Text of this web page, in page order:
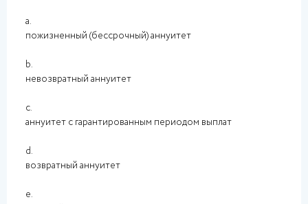
a.
пожизненный (бессрочный) аннуитет
b.
невозвратный аннуитет
c.
аннуитет с гарантированным периодом выплат
d.
возвратный аннуитет
e.